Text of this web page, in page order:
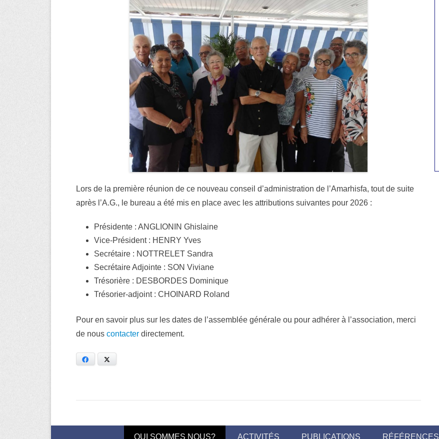
Lors de la première réunion de ce nouveau conseil d’administration de l’Amarhisfa, tout de suite
après l’A.G., le bureau a été mis en place avec les attributions suivantes pour 2026 :
Présidente : ANGLIONIN Ghislaine
Vice-Président : HENRY Yves
Secrétaire : NOTTRELET Sandra
Secrétaire Adjointe : SON Viviane
Trésorière : DESBORDES Dominique
Trésorier-adjoint : CHOINARD Roland
Pour en savoir plus sur les dates de l’assemblée générale ou pour adhérer à l’association, merci
de nous contacter directement.
Facebook
QUI SOMMES NOUS? ACTIVITÉS PUBLICATIONS RÉFÉRENCES